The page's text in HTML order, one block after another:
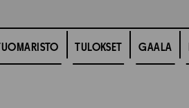
TUOMARISTO TULOKSET GAALA